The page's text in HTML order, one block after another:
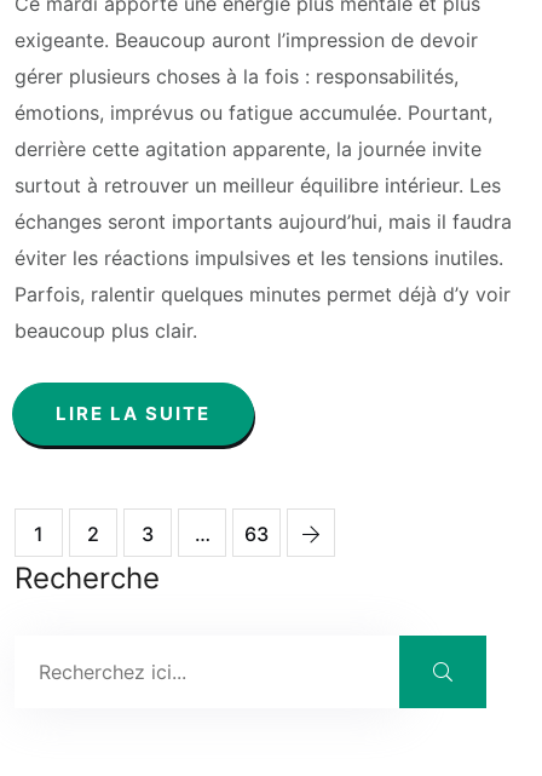
exigeante. Beaucoup auront l’impression de devoir
gérer plusieurs choses à la fois : responsabilités,
émotions, imprévus ou fatigue accumulée. Pourtant,
derrière cette agitation apparente, la journée invite
surtout à retrouver un meilleur équilibre intérieur. Les
échanges seront importants aujourd’hui, mais il faudra
éviter les réactions impulsives et les tensions inutiles.
Parfois, ralentir quelques minutes permet déjà d’y voir
beaucoup plus clair.
LIRE LA SUITE
1 2 3 … 63
Recherche